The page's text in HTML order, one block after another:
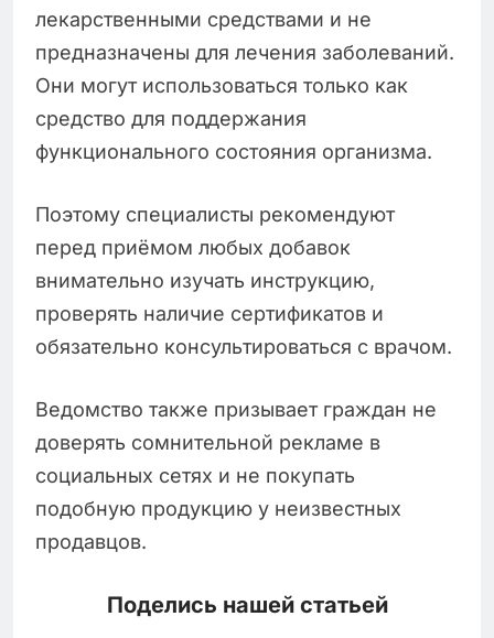
лекарственными средствами и не
предназначены для лечения заболеваний.
Они могут использоваться только как
средство для поддержания
функционального состояния организма.
Поэтому специалисты рекомендуют
перед приёмом любых добавок
внимательно изучать инструкцию,
проверять наличие сертификатов и
обязательно консультироваться с врачом.
Ведомство также призывает граждан не
доверять сомнительной рекламе в
социальных сетях и не покупать
подобную продукцию у неизвестных
продавцов.
Поделись нашей статьей